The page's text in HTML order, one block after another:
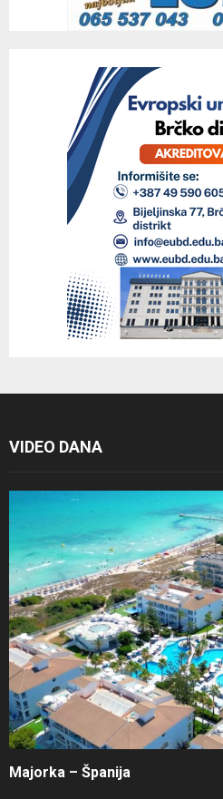
VIDEO DANA
Majorka – Španija